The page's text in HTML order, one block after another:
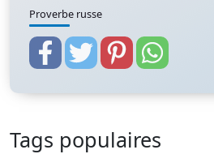
Proverbe russe
Tags populaires